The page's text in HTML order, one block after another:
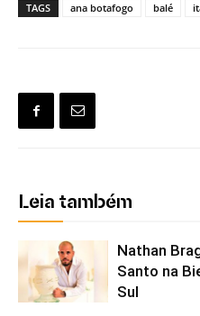
TAGS ana botafogo balé
Leia também
Nathan
Santo na
Sul